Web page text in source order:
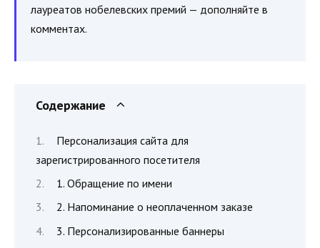
лауреатов нобелевских премий — дополняйте в
комментах.
Содержание
Персонализация сайта для
зарегистрированного посетителя
1. Обращение по имени
2. Напоминание о неоплаченном заказе
3. Персонализированные баннеры